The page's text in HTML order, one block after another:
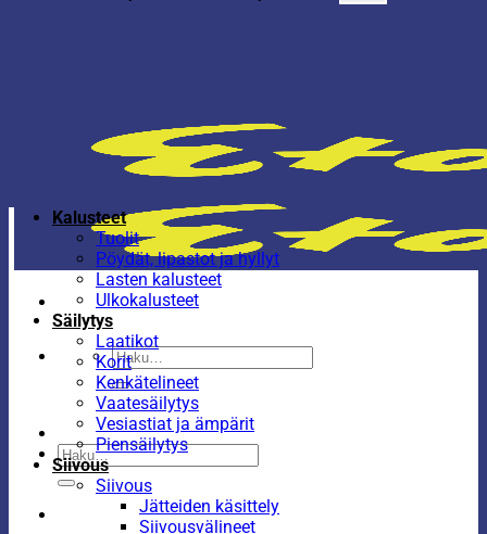
Etsi:
Etsi:
Kalusteet
Tuolit
Pöydät, lipastot ja hyllyt
Lasten kalusteet
Ulkokalusteet
Säilytys
Laatikot
Korit
Kenkätelineet
Vaatesäilytys
Vesiastiat ja ämpärit
Piensäilytys
Siivous
Siivous
Jätteiden käsittely
Siivousvälineet